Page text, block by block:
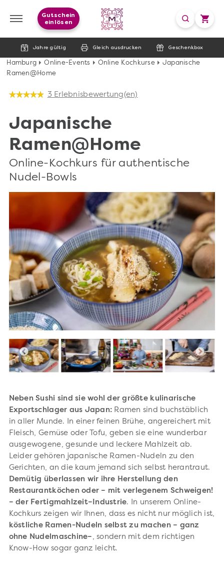
Jahre gültig Gleich ausdrucken Geschenkbox
Gutschein
einlösen
Hamburg Online-Events Online Kochkurse
Japanische
Ramen@Home
3 Erlebnisbewertung(en)
Japanische
Ramen@Home
Online-Kochkurs für authentische
Nudel-Bowls
Neben Sushi sind sie wohl der größte kulinarische
Exportschlager aus Japan: Ramen sind buchstäblich
in aller Munde. In einer feinen Brühe, angereichert mit
Fleisch, Gemüse oder Tofu, geben sie eine wunderbar
ausgewogene, gesunde und leckere Mahlzeit ab.
Leider gehören japanische Ramen-Nudeln zu den
Gerichten, an die kaum jemand sich selbst herantraut.
Demütig überlassen wir ihre Herstellung den
Restaurantköchen oder – mit verlegenem Schweigen!
– der Fertigmahlzeit–Industrie. In unserem Online-
Kochkurs zeigen wir Ihnen, dass es nicht nur möglich ist,
köstliche Ramen-Nudeln selbst zu machen – ganz
ohne Nudelmaschine– , sondern mit dem richtigen
Know-How sogar ganz leicht.